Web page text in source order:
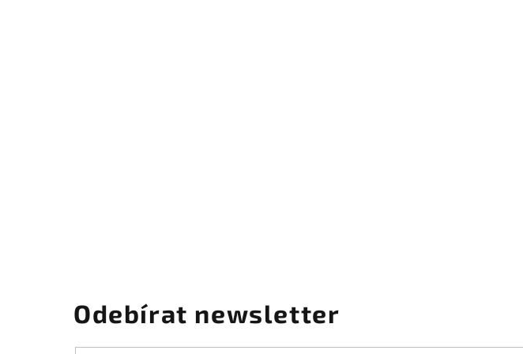
Odebírat newsletter